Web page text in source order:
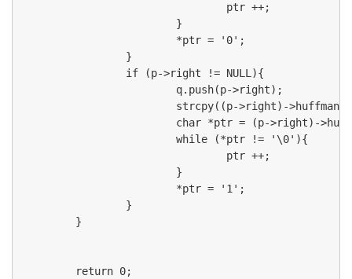
                                ptr ++;
                        }
                        *ptr = '0';
                }
                if (p->right != NULL){
                        q.push(p->right);
strcpy((p->right)-
char *ptr = (p->right)-
                        while (*ptr != '\0'){
                                ptr ++;
                        }
                        *ptr = '1';
                }
        }
        return 0;